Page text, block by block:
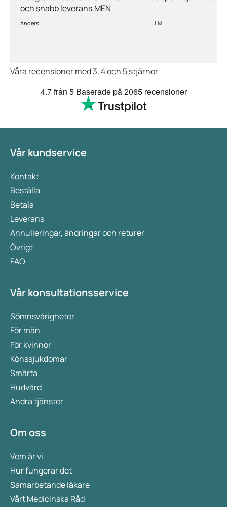
och snabb leverans.MEN
priserna är alldeles för höga på
Anders LM
Våra recensioner med 3, 4 och 5 stjärnor
4.7från 5 Baserade på2065 recensioner
Vår kundservice
Kontakt
Beställa
Betala
Leverans
Annulleringar, ändringar och returer
Övrigt
FAQ
Vår konsultationsservice
Sömnsvårigheter
För män
För kvinnor
Könssjukdomar
Smärta
Hudvård
Andra tjänster
Om oss
Vem är vi
Hur fungerar det
Samarbetande läkare
Vårt Medicinska Råd